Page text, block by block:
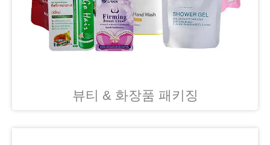
뷰티 & 화장품 패키징